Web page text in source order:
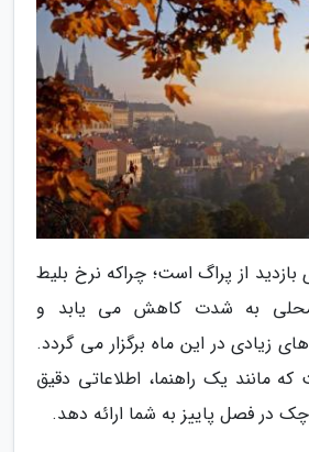
بازدید از پراگ است؛ چراکه نرخ بلیط
محلی به شدت کاهش می یابد و
زیادی در این ماه برگزار می گردد.
مانند یک راهنما، اطلاعاتی دقیق
چک در فصل پاییز به شما ارائه دهد.